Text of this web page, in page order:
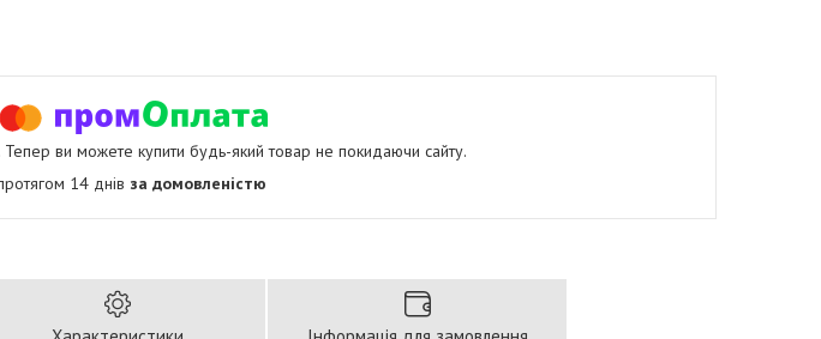
Тепер ви можете купити будь-який товар не покидаючи сайту.
14 днів за домовленістю